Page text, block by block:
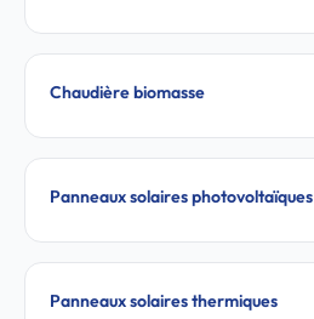
Chaudière biomasse
Panneaux solaires photovoltaïques
Panneaux solaires thermiques